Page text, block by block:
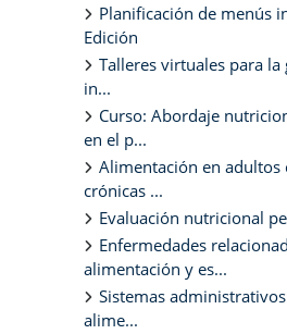
Planificación de menús
Edición
Talleres virtuales para
in...
Curso: Abordaje
en el p...
Alimentación en adultos
crónicas ...
Evaluación nutricional
Enfermedades
alimentación y es...
Sistemas
alime...